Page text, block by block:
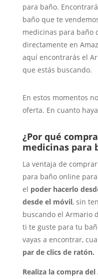
para baño.
baño que te
medicinas para baño
directamente en
aquí encontrarás el
que estás buscando.
En estos momentos
oferta. En cuanto
¿Por qué
medicinas para
La ventaja de
para baño online
el poder hacerlo
desde el móvil, sin
buscando el Armario
ti te guste para tu
vayas a encontrar,
par de clics de ratón.
Realiza la compra